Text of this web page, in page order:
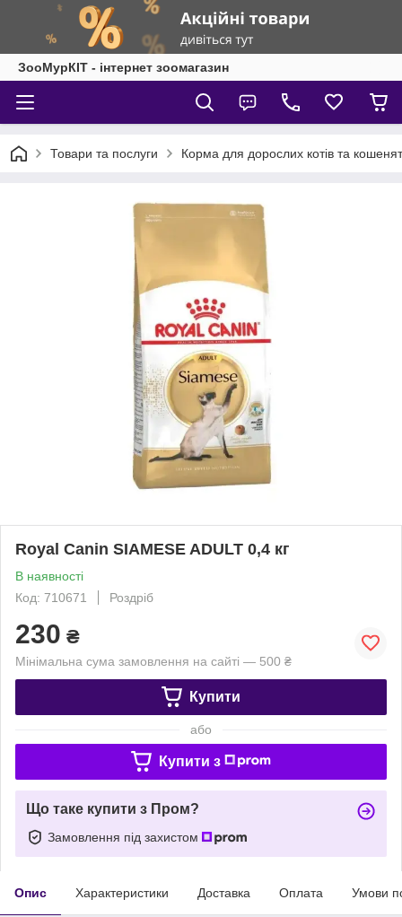
ЗооМурКІТ - інтернет зоомагазин
Товари та послуги Корма для дорослих котів та кошенят
Royal Canin SIAMESE ADULT 0,4 кг
В наявності
Код: 710671
Роздріб
230 ₴
Мінімальна сума замовлення на сайті — 500 ₴
Купити
або
Купити з
Що таке купити з Пром?
Замовлення під захистом
Опис Характеристики Доставка Оплата Умови